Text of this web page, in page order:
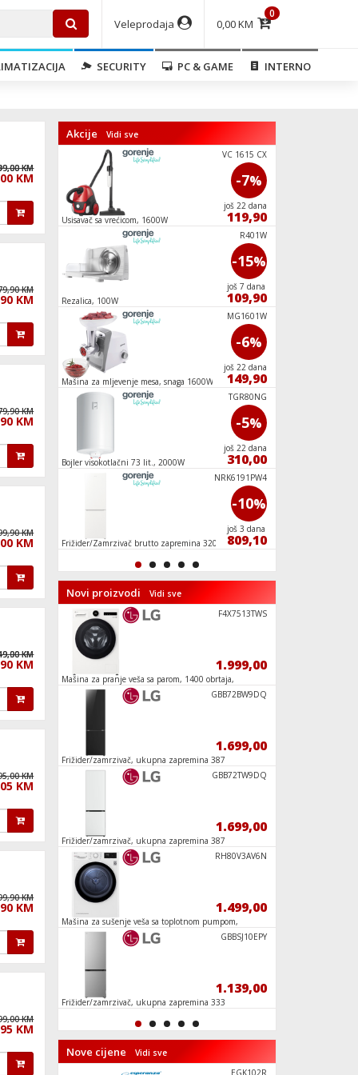
0,00 KM
0
Veleprodaja
SECURITY PC & GAME
INTERNO
KM
KM
KM
KM
KM
KM
KM
KM
KM
KM
KM
KM
KM
KM
KM
KM
KM
KM
Akcije Vidi sve
-9%
još 22 dana
135,00
MO20E1W
još 7 dana
149,90
-9%
još 7 dana
-3%
još 22 dana
679,00
još 22 dana
699,85
Usisavač sa vrećicom, 1600W
VC 1615 CX
-7%
još 22 dana
119,90
Rezalica, 100W
R401W
-15%
još 7 dana
109,90
Mašina za mljevenje mesa, snaga 1600W
MG1601W
-6%
još 22 dana
149,90
Bojler visokotlačni 73 lit., 2000W
TGR80NG
-5%
još 22 dana
310,00
Frižider/Zamrzivač brutto zapremina 320 l,
NRK6191PW4
-10%
još 3 dana
809,10
Novi proizvodi Vidi sve
114,90
Građevinsk
Spider-Man
52,90
47,90
Zabava U S
Mašina za pranje veša sa parom, 1400 obrtaja,
13kg, A
F4X7513TWS
1.999,00
Frižider/zamrzivač, ukupna zapremina 387
GBB72BW9DQ
1.699,00
Frižider/zamrzivač, ukupna zapremina 387
lit., D
GBB72TW9DQ
1.699,00
Mašina za sušenje veša sa toplotnom pumpom,
8kg, D
RH80V3AV6N
1.499,00
Frižider/zamrzivač, ukupna zapremina 333
GBBSJ10EPY
1.139,00
Nove cijene Vidi sve
50A6S EGK102R